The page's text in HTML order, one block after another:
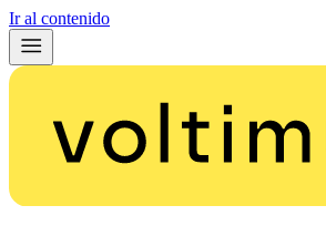
Ir al contenido